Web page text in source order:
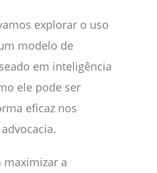
explorar o uso
modelo de
em inteligência
ele pode ser
eficaz nos
maximizar a